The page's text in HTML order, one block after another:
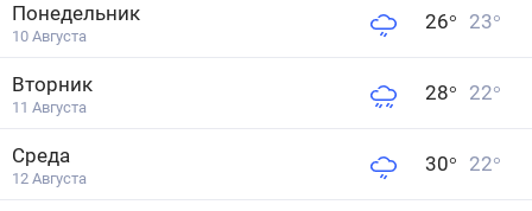
Понедельник
10 Августа
26° 23°
Вторник
11 Августа
28° 22°
Среда
12 Августа
30° 22°